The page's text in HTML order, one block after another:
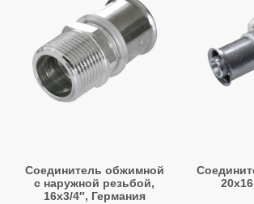
Соединитель обжимной
с наружной резьбой,
16х3/4″, Германия